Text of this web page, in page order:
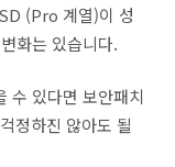
(Pro 계열)이 성
화는 있습니다.
수 있다면 보안패치
정하진 않아도 될